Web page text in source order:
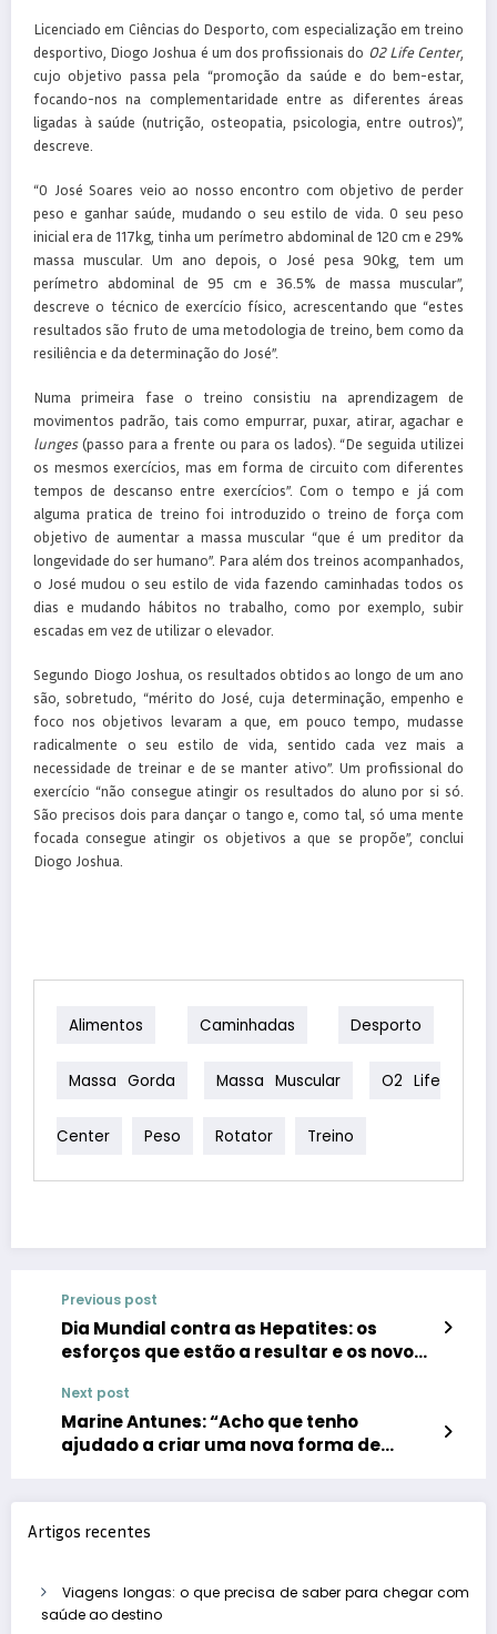
Licenciado em Ciências do Desporto, com especialização em treino
desportivo, Diogo Joshua é um dos profissionais do O2 Life Center,
cujo objetivo passa pela “promoção da saúde e do bem-estar,
focando-nos na complementaridade entre as diferentes áreas
ligadas à saúde (nutrição, osteopatia, psicologia, entre outros)”,
descreve.
“O José Soares veio ao nosso encontro com objetivo de perder
peso e ganhar saúde, mudando o seu estilo de vida. O seu peso
inicial era de 117kg, tinha um perímetro abdominal de 120 cm e 29%
massa muscular. Um ano depois, o José pesa 90kg, tem um
perímetro abdominal de 95 cm e 36.5% de massa muscular”,
descreve o técnico de exercício físico, acrescentando que “estes
resultados são fruto de uma metodologia de treino, bem como da
resiliência e da determinação do José”.
Numa primeira fase o treino consistiu na aprendizagem de
movimentos padrão, tais como empurrar, puxar, atirar, agachar e
lunges(passo para a frente ou para os lados). “De seguida utilizei
os mesmos exercícios, mas em forma de circuito com diferentes
tempos de descanso entre exercícios”. Com o tempo e já com
alguma pratica de treino foi introduzido o treino de força com
objetivo de aumentar a massa muscular “que é um preditor da
longevidade do ser humano”. Para além dos treinos acompanhados,
o José mudou o seu estilo de vida fazendo caminhadas todos os
dias e mudando hábitos no trabalho, como por exemplo, subir
escadas em vez de utilizar o elevador.
Segundo Diogo Joshua, os resultados obtidos ao longo de um ano
são, sobretudo, “mérito do José, cuja determinação, empenho e
foco nos objetivos levaram a que, em pouco tempo, mudasse
radicalmente o seu estilo de vida, sentido cada vez mais a
necessidade de treinar e de se manter ativo”. Um profissional do
exercício “não consegue atingir os resultados do aluno por si só.
São precisos dois para dançar o tango e, como tal, só uma mente
focada consegue atingir os objetivos a que se propõe”, conclui
Diogo Joshua.
Alimentos Caminhadas Desporto
Massa Gorda Massa Muscular O2 Life
Center Peso Rotator Treino
Previous post
Dia Mundial contra as Hepatites: os
esforços que estão a resultar e os novos
Next post
Marine Antunes: “Acho que tenho
ajudado a criar uma nova forma de
Artigos recentes
Viagens longas: o que precisa de saber para chegar com
saúde ao destino